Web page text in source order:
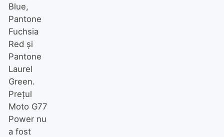
Blue,
Pantone
Fuchsia
Red și
Pantone
Laurel
Green.
Prețul
Moto G77
Power nu
a fost